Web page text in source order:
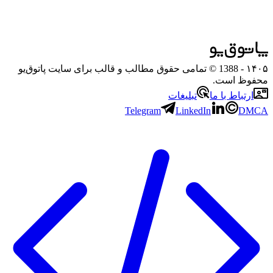
۱۴۰۵
- 1388 © تمامی حقوق مطالب و قالب برای سایت پاتوق‌یو
محفوظ است.
ارتباط با ما
تبلیغات
Telegram
LinkedIn DMCA